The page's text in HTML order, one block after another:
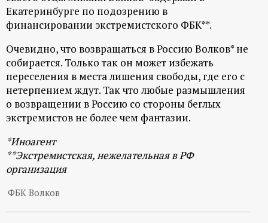
Екатеринбурге по подозрению в
финансировании экстремистского ФБК**.
Очевидно, что возвращаться в Россию Волков* не
собирается. Только так он может избежать
переселения в места лишения свободы, где его с
нетерпением ждут. Так что любые размышления
о возвращении в Россию со стороны беглых
экстремистов не более чем фантазии.
*Иноагент
**Экстремистская, нежелательная в РФ
организация
ФБК Волков